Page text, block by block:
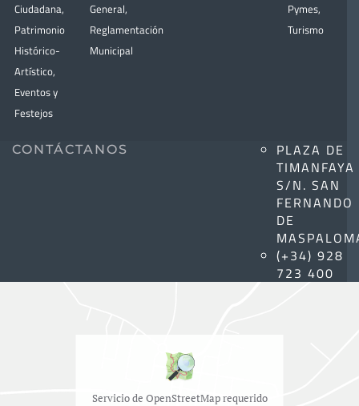
Ciudadana,
Patrimonio
Histórico-
Artístico,
Eventos y
Festejos
General,
Reglamentación
Municipal
Pymes,
Turismo
CONTÁCTANOS
PLAZA DE
TIMANFAYA
S/N. SAN
FERNANDO
DE
(+34) 928
723 400
Servicio de OpenStreetMap requerido